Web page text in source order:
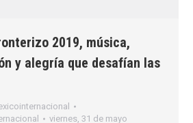
2019, música,
y alegría que desafían las
viernes, 31 de mayo